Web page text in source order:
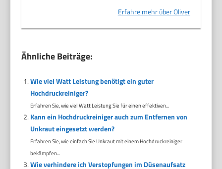
Erfahre mehr über Oliver
Ähnliche Beiträge:
Wie viel Watt Leistung benötigt ein guter
Hochdruckreiniger?
Erfahren Sie, wie viel Watt Leistung Sie für einen effektiven...
Kann ein Hochdruckreiniger auch zum Entfernen von
Unkraut eingesetzt werden?
Erfahren Sie, wie einfach Sie Unkraut mit einem Hochdruckreiniger
bekämpfen...
Wie verhindere ich Verstopfungen im Düsenaufsatz